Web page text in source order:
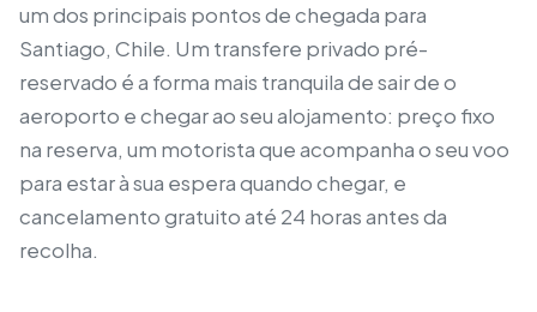
um dos principais pontos de chegada para
Santiago, Chile. Um transfere privado pré-
reservado é a forma mais tranquila de sair de o
aeroporto e chegar ao seu alojamento: preço fixo
na reserva, um motorista que acompanha o seu voo
para estar à sua espera quando chegar, e
cancelamento gratuito até 24 horas antes da
recolha.